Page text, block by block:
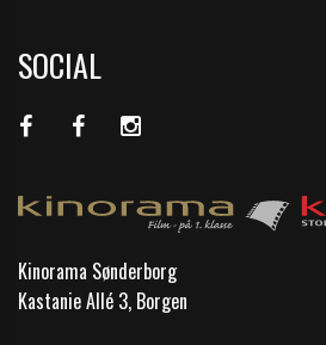
SOCIAL
Kinorama Sønderborg
Kastanie Allé 3, Borgen